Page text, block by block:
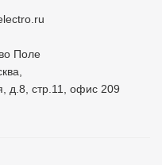
Поле
д.8, стр.11, офис 209